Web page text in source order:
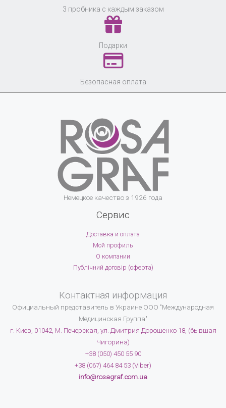
3 пробника с каждым заказом
Подарки
Безопасная оплата
Немецкое качество з 1926 года
Сервис
Доставка и оплата
Мой профиль
О компании
Публічний договір (оферта)
Контактная информация
Официальный представитель в Украине ООО "Международная
Медицинская Группа"
г. Киев, 01042, М. Печерская, ул. Дмитрия Дорошенко 18, (бывшая
Чигорина)
+38 (050) 450 55 90
+38 (067) 464 84 53 (Viber)
info@rosagraf.com.ua